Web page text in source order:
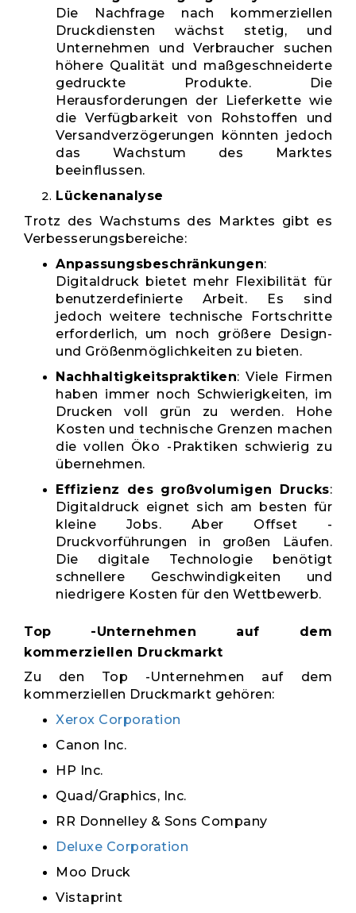
Die Nachfrage nach kommerziellen
Druckdiensten wächst stetig, und
Unternehmen und Verbraucher suchen
höhere Qualität und maßgeschneiderte
gedruckte Produkte. Die
Herausforderungen der Lieferkette wie
die Verfügbarkeit von Rohstoffen und
Versandverzögerungen könnten jedoch
das Wachstum des Marktes
beeinflussen.
Lückenanalyse
Trotz des Wachstums des Marktes gibt es
Verbesserungsbereiche:
Anpassungsbeschränkungen:
Digitaldruck bietet mehr Flexibilität für
benutzerdefinierte Arbeit. Es sind
jedoch weitere technische Fortschritte
erforderlich, um noch größere Design-
und Größenmöglichkeiten zu bieten.
Nachhaltigkeitspraktiken: Viele Firmen
haben immer noch Schwierigkeiten, im
Drucken voll grün zu werden. Hohe
Kosten und technische Grenzen machen
die vollen Öko -Praktiken schwierig zu
übernehmen.
Effizienz des großvolumigen Drucks:
Digitaldruck eignet sich am besten für
kleine Jobs. Aber Offset -
Druckvorführungen in großen Läufen.
Die digitale Technologie benötigt
schnellere Geschwindigkeiten und
niedrigere Kosten für den Wettbewerb.
Top -Unternehmen auf dem
kommerziellen Druckmarkt
Zu den Top -Unternehmen auf dem
kommerziellen Druckmarkt gehören:
Xerox Corporation
Canon Inc.
HP Inc.
Quad/Graphics, Inc.
RR Donnelley & Sons Company
Deluxe Corporation
Moo Druck
Vistaprint